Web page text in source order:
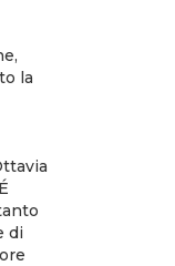
la
di